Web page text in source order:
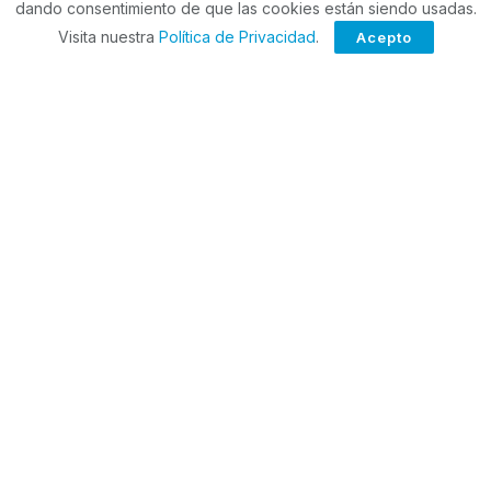
Guardar mi nombre, correo electrónico y sitio web en
dando consentimiento de que las cookies están siendo usadas.
Visita nuestra Política de Privacidad. Acepto